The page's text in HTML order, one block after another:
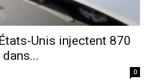
Unis injectent 870
0